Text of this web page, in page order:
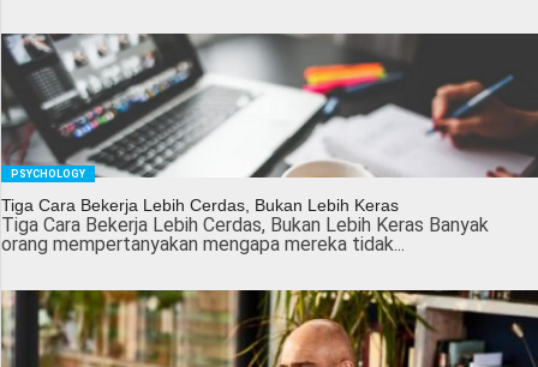
PSYCHOLOGY
Tiga Cara Bekerja Lebih Cerdas, Bukan Lebih Keras
Tiga Cara Bekerja Lebih Cerdas, Bukan Lebih Keras Banyak
orang mempertanyakan mengapa mereka tidak...